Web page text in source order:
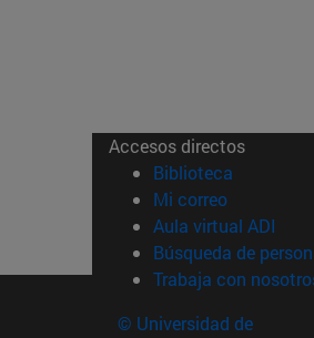
Accesos directos
Biblioteca (abre en
Mi correo(abre en
Aula virtual ADI
Búsqueda de
Trabaja con
© Universidad de